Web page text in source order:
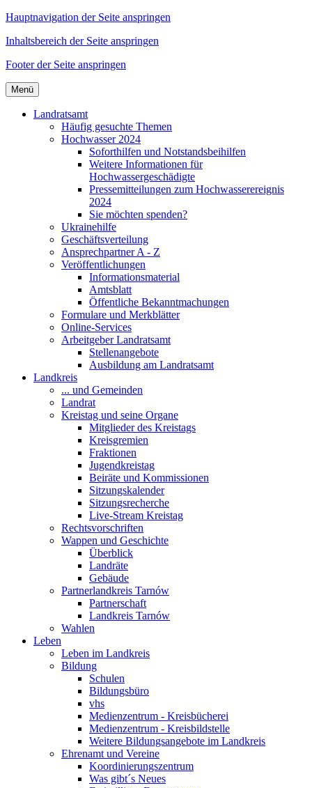
Hauptnavigation der Seite anspringen
Inhaltsbereich der Seite anspringen
Footer der Seite anspringen
Menü
Landratsamt
Häufig gesuchte Themen
Hochwasser 2024
Soforthilfen und Notstandsbeihilfen
Weitere Informationen für
Hochwassergeschädigte
Pressemitteilungen zum Hochwasserereignis
2024
Sie möchten spenden?
Ukrainehilfe
Geschäftsverteilung
Ansprechpartner A - Z
Veröffentlichungen
Informationsmaterial
Amtsblatt
Öffentliche Bekanntmachungen
Formulare und Merkblätter
Online-Services
Arbeitgeber Landratsamt
Stellenangebote
Ausbildung am Landratsamt
Landkreis
... und Gemeinden
Landrat
Kreistag und seine Organe
Mitglieder des Kreistags
Kreisgremien
Fraktionen
Jugendkreistag
Beiräte und Kommissionen
Sitzungskalender
Sitzungsrecherche
Live-Stream Kreistag
Rechtsvorschriften
Wappen und Geschichte
Überblick
Landräte
Gebäude
Partnerlandkreis Tarnów
Partnerschaft
Landkreis Tarnów
Wahlen
Leben
Leben im Landkreis
Bildung
Schulen
Bildungsbüro
vhs
Medienzentrum - Kreisbücherei
Medienzentrum - Kreisbildstelle
Weitere Bildungsangebote im Landkreis
Ehrenamt und Vereine
Koordinierungszentrum
Was gibt´s Neues